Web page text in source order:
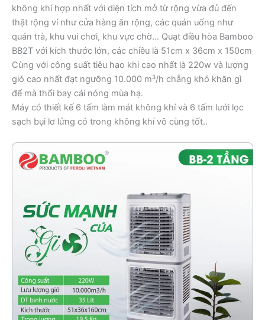
không khí hợp nhất với diện tích mở từ rộng vừa đủ đến
thật rộng ví như cửa hàng ăn rộng, các quán uống như
quán trà, khu vui chơi, khu vực chờ… Quạt điều hòa Bamboo
BB2T với kích thước lớn, các chiều là 51cm x 36cm x 150cm
Cùng với công suất tiêu hao khi cao nhất là 220w và lượng
gió cao nhất đạt ngưỡng 10.000 m³/h chẳng khó khăn gì
để mà thổi bay cái nóng mùa hạ.
Máy có thiết kế 6 tấm làm mát không khí và 6 tấm lưới lọc
sạch bụi lơ lửng có trong không khí vô cùng tốt..